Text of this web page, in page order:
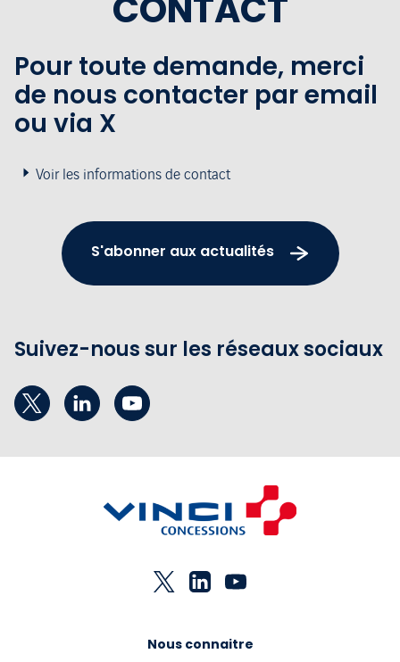
Pour toute demande, merci
de nous contacter par email
ou via X
Voir les informations de contact
S'abonner aux actualités
Suivez-nous sur les réseaux sociaux
Nous connaitre